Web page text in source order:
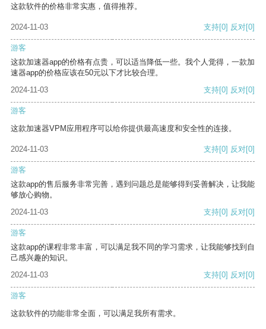
这款软件的价格非常实惠，值得推荐。
2024-11-03 支持[0] 反对[0]
游客
这款加速器app的价格有点贵，可以适当降低一些。我个人觉得，一款加
速器app的价格应该在50元以下才比较合理。
2024-11-03
支持[0] 反对[0]
游客
这款加速器VPM应用程序可以给你提供最高速度和安全性的连接。
2024-11-03 支持[0] 反对[0]
游客
这款app的售后服务非常完善，遇到问题总是能够得到妥善解决，让我能
够放心购物。
2024-11-03
支持[0] 反对[0]
游客
这款app的课程非常丰富，可以满足我不同的学习需求，让我能够找到自
己感兴趣的知识。
2024-11-03
支持[0] 反对[0]
游客
这款软件的功能非常全面，可以满足我所有需求。